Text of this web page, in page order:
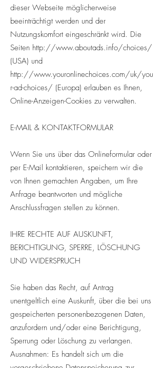
dieser Webseite möglicherweise
beeinträchtigt werden und der
Nutzungskomfort eingeschränkt wird. Die
Seiten http://www.aboutads.info/choices/
(USA) und
http://www.youronlinechoices.com/uk/you
r-ad-choices/ (Europa) erlauben es Ihnen,
Online-Anzeigen-Cookies zu verwalten.
E-MAIL & KONTAKTFORMULAR
Wenn Sie uns über das Onlineformular oder
per E-Mail kontaktieren, speichern wir die
von Ihnen gemachten Angaben, um Ihre
Anfrage beantworten und mögliche
Anschlussfragen stellen zu können.
IHRE RECHTE AUF AUSKUNFT,
BERICHTIGUNG, SPERRE, LÖSCHUNG
UND WIDERSPRUCH
Sie haben das Recht, auf Antrag
unentgeltlich eine Auskunft, über die bei uns
gespeicherten personenbezogenen Daten,
anzufordern und/oder eine Berichtigung,
Sperrung oder Löschung zu verlangen.
Ausnahmen: Es handelt sich um die